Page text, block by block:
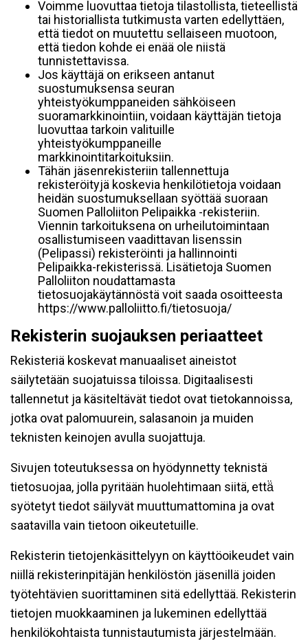
Voimme luovuttaa tietoja tilastollista, tieteellistä
tai historiallista tutkimusta varten edellyttäen,
että tiedot on muutettu sellaiseen muotoon,
että tiedon kohde ei enää ole niistä
tunnistettavissa.
Jos käyttäjä on erikseen antanut
suostumuksensa seuran
yhteistyökumppaneiden sähköiseen
suoramarkkinointiin, voidaan käyttäjän tietoja
luovuttaa tarkoin valituille
yhteistyökumppaneille
markkinointitarkoituksiin.
Tähän jäsenrekisteriin tallennettuja
rekisteröityjä koskevia henkilötietoja voidaan
heidän suostumuksellaan syöttää suoraan
Suomen Palloliiton Pelipaikka -rekisteriin.
Viennin tarkoituksena on urheilutoimintaan
osallistumiseen vaadittavan lisenssin
(Pelipassi) rekisteröinti ja hallinnointi
Pelipaikka-rekisterissä. Lisätietoja Suomen
Palloliiton noudattamasta
tietosuojakäytännöstä voit saada osoitteesta
https://www.palloliitto.fi/tietosuoja/
Rekisterin suojauksen periaatteet
Rekisteriä koskevat manuaaliset aineistot
säilytetään suojatuissa tiloissa. Digitaalisesti
tallennetut ja käsiteltävät tiedot ovat tietokannoissa,
jotka ovat palomuurein, salasanoin ja muiden
teknisten keinojen avulla suojattuja.
Sivujen toteutuksessa on hyödynnetty teknistä
tietosuojaa, jolla pyritään huolehtimaan siitä, että̈
syötetyt tiedot säilyvät muuttumattomina ja ovat
saatavilla vain tietoon oikeutetuille.
Rekisterin tietojenkäsittelyyn on käyttöoikeudet vain
niillä rekisterinpitäjän henkilöstön jäsenillä joiden
työtehtävien suorittaminen sitä edellyttää. Rekisterin
tietojen muokkaaminen ja lukeminen edellyttää
henkilökohtaista tunnistautumista järjestelmään.